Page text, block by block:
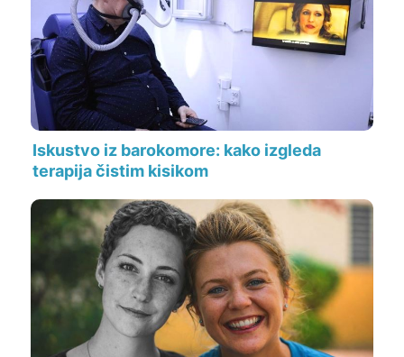
Iskustvo iz barokomore: kako izgleda
terapija čistim kisikom